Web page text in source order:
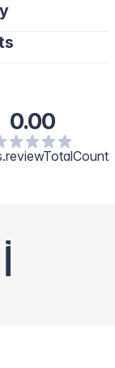
reacción,
0.00